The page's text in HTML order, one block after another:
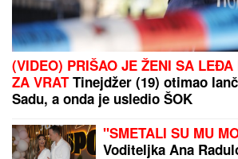
IŠLA NA OPERACIJU ZATEZANJA
našeg pevača se nakon tri porođaja